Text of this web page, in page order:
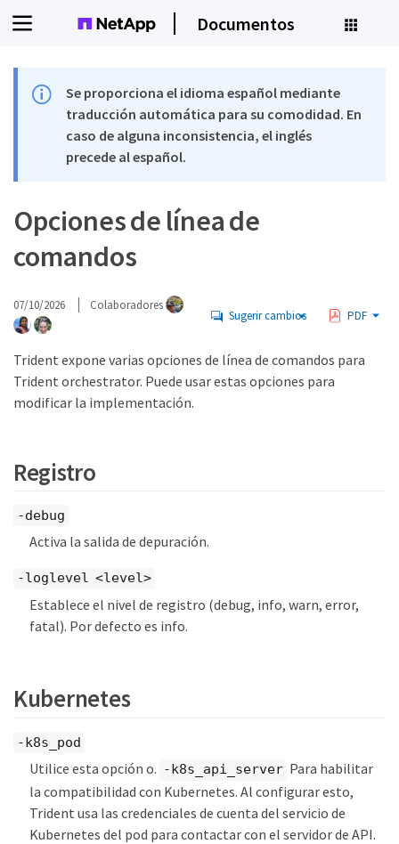
Documentos
Se proporciona el idioma español mediante
traducción automática para su comodidad. En
caso de alguna inconsistencia, el inglés
precede al español.
Opciones de línea de
comandos
07/10/2026 Colaboradores
Sugerir cambios PDF
Trident expone varias opciones de línea de comandos para
Trident orchestrator. Puede usar estas opciones para
modificar la implementación.
Registro
-debug
Activa la salida de depuración.
-loglevel <level>
Establece el nivel de registro (debug, info, warn, error,
fatal). Por defecto es info.
Kubernetes
-k8s_pod
Utilice esta opción o. -k8s_api_server Para habilitar
la compatibilidad con Kubernetes. Al configurar esto,
Trident usa las credenciales de cuenta del servicio de
Kubernetes del pod para contactar con el servidor de API.